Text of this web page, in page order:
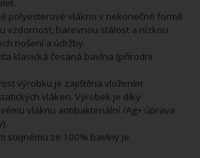
polyesterové vlákno v nekonečné formě
vzdornost, barevnou stálost a nízkou
nošení a údržby.
klasická česaná bavlna (přírodní
výrobku je zajištěna vložením
vláken. Výrobek je díky
vláknu antibakteriální /Ag+ úprava
stejnému ze 100% bavlny je